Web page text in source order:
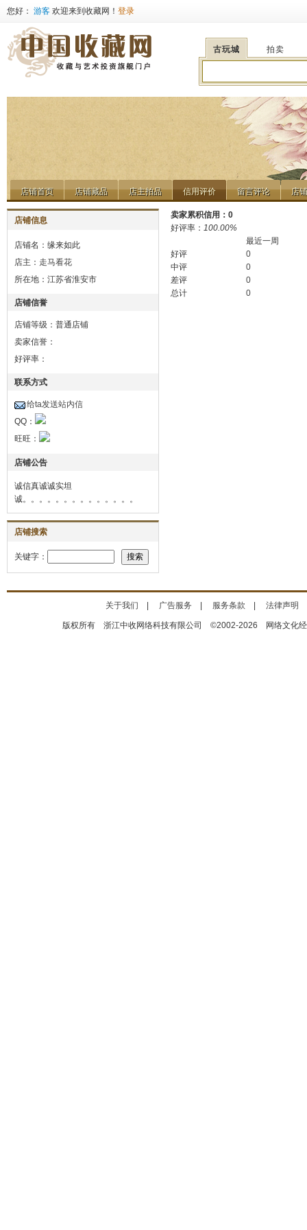
您好： 游客 欢迎来到收藏网！ 登录
古玩城 拍卖
店铺首页
店铺首页 店铺藏品
店铺藏品 店主拍品
店主拍品 信用评价
信用评价 留言评论
留言评论 店
店
店铺信息
店铺名：缘来如此
店主： 走马看花
所在地：江苏省淮安市
店铺信誉
店铺等级：普通店铺
卖家信誉：
好评率：
联系方式
给ta发送站内信
QQ：
旺旺：
店铺公告
诚信真诚诚实坦
诚。。。。。。。。。。。。。。
店铺搜索
关键字：
卖家累积信用： 0
好评率： 100.00%
最近一周
好评
0
中评
0
差评
0
总计
0
关于我们 | 广告服务 | 服务条款 | 法律声明
版权所有 浙江中收网络科技有限公司 ©2002-2026 网络文化经